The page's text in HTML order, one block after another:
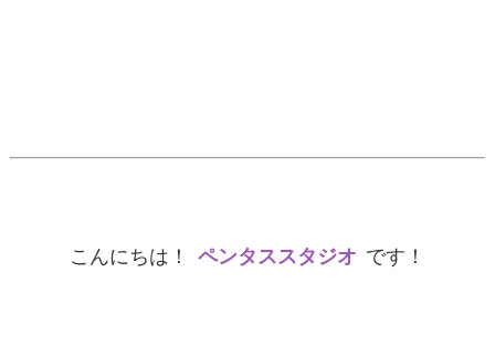
こんにちは！ ペンタススタジオ です！